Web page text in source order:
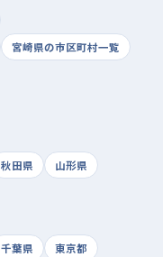
宮崎県の市区町村一覧
秋田県
山形県
千葉県
東京都